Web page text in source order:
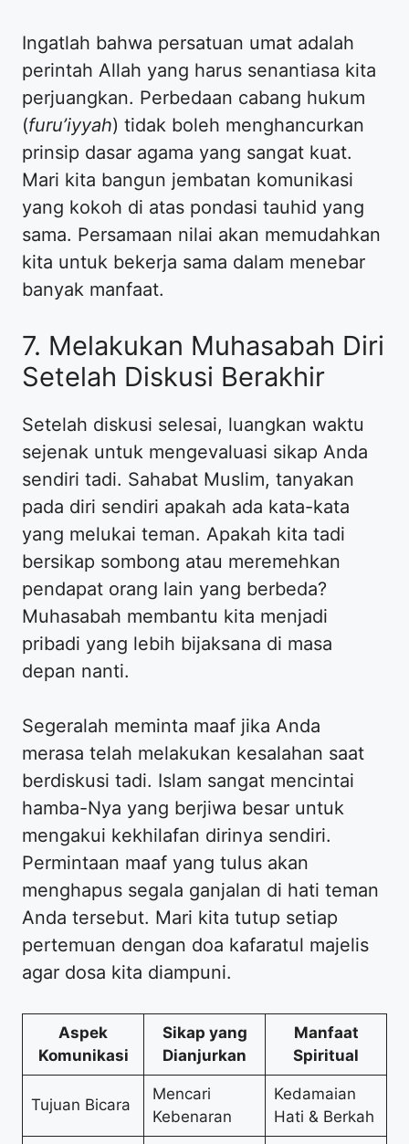
Ingatlah bahwa persatuan umat adalah
perintah Allah yang harus senantiasa kita
perjuangkan. Perbedaan cabang hukum
(furu’iyyah) tidak boleh menghancurkan
prinsip dasar agama yang sangat kuat.
Mari kita bangun jembatan komunikasi
yang kokoh di atas pondasi tauhid yang
sama. Persamaan nilai akan memudahkan
kita untuk bekerja sama dalam menebar
banyak manfaat.
7. Melakukan Muhasabah Diri
Setelah Diskusi Berakhir
Setelah diskusi selesai, luangkan waktu
sejenak untuk mengevaluasi sikap Anda
sendiri tadi. Sahabat Muslim, tanyakan
pada diri sendiri apakah ada kata-kata
yang melukai teman. Apakah kita tadi
bersikap sombong atau meremehkan
pendapat orang lain yang berbeda?
Muhasabah membantu kita menjadi
pribadi yang lebih bijaksana di masa
depan nanti.
Segeralah meminta maaf jika Anda
merasa telah melakukan kesalahan saat
berdiskusi tadi. Islam sangat mencintai
hamba-Nya yang berjiwa besar untuk
mengakui kekhilafan dirinya sendiri.
Permintaan maaf yang tulus akan
menghapus segala ganjalan di hati teman
Anda tersebut. Mari kita tutup setiap
pertemuan dengan doa kafaratul majelis
agar dosa kita diampuni.
Aspek
Komunikasi
Sikap yang
Dianjurkan
Manfaat
Spiritual
Tujuan Bicara
Mencari
Kebenaran
Kedamaian
Hati & Berkah